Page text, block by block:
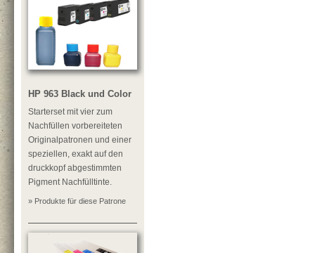
HP 963 Black und Color
Starterset mit vier zum
Nachfüllen vorbereiteten
Originalpatronen und einer
speziellen, exakt auf den
druckkopf abgestimmten
Pigment Nachfülltinte.
» Produkte für diese Patrone